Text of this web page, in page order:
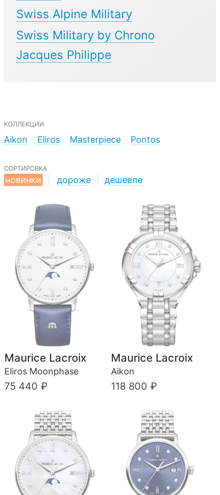
Swiss Alpine Military
Swiss Military by Chrono
Jacques Philippe
коллекции
Aikon
Eliros Masterpiece Pontos
сортировка
новинки
дороже дешевле
Maurice Lacroix
Eliros Moonphase
75 440 ₽
Maurice Lacroix
Aikon
118 800 ₽